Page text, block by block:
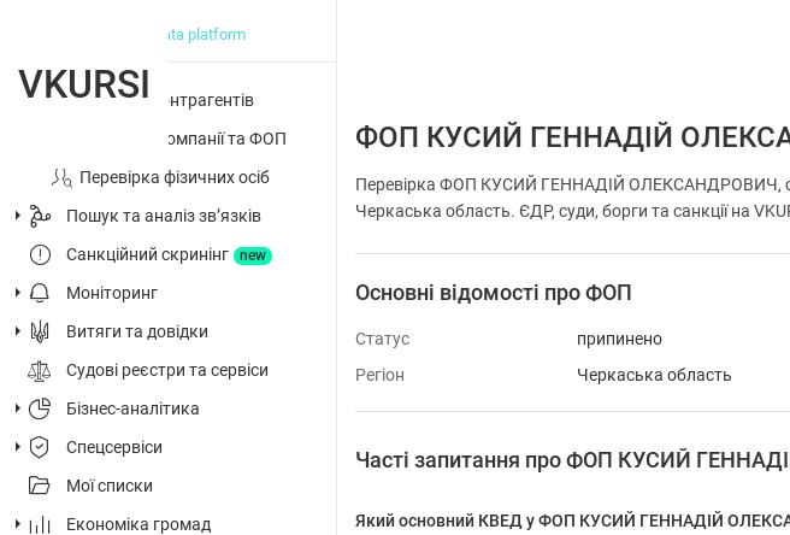
big data platform
Перевірка контрагентів
Досьє на компанії та ФОП
Перевірка фізичних осіб
Пошук та аналіз звʼязків
Санкційний скринінг
new
Моніторинг
Витяги та довідки
Судові реєстри та сервіси
Бізнес-аналітика
Спецсервіси
Мої списки
Економіка громад
ФОП КУСИЙ ГЕННАДІЙ
Перевірка ФОП КУСИЙ ГЕННАДІЙ ОЛЕКСАНДРОВИЧ,
Черкаська область. ЄДР, суди, борги та санкції на
Основні відомості про ФОП
Статус припинено
Регіон
Черкаська область
Часті запитання про ФОП КУСИЙ
Який основний КВЕД у ФОП КУСИЙ ГЕННАДІЙ
VKURSI